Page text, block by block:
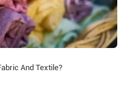
And Textile?